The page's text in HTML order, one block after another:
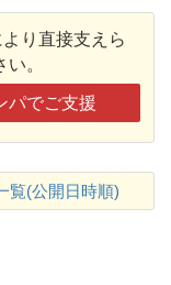
り直接支えら
。
パでご支援
覧(公開日時順)